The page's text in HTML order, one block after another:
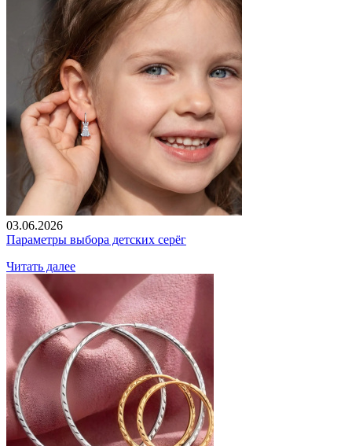
03.06.2026
Параметры выбора детских серёг
Читать далее